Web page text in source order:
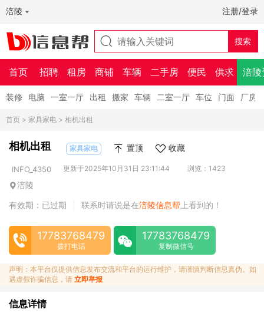
涪陵 注册/登录
首页 招聘 租房 商铺 车辆 二手房 便民 供求 涪陵
装修 电脑 一室一厅 出租 搬家 车辆 二室一厅 车位 门面 厂房
首页 > 家具家电 > 相机出租
相机出租 家具家电 置顶 收藏
INFO_4350 更新于2025年10月31日 23:11:44 浏览：1423
涪陵
有效期：已过期
联系时请说是在涪陵信息帮 上看到的！
17783768479
拨打电话
17783768479
复制微信号
声明：本平台仅提供信息发布交流和平台的运行维护，请谨慎判断信息真伪。如
遇虚假诈骗信息，请 立即举报
信息详情